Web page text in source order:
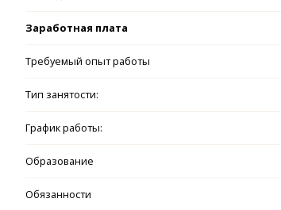
Заработная плата
Требуемый опыт работы
Тип занятости:
График работы:
Образование
Обязанности